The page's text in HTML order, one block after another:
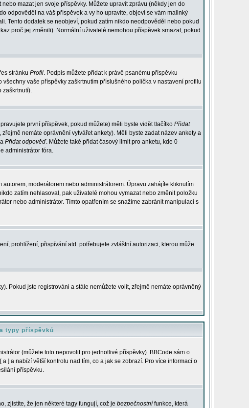
mazat jen svoje příspěvky. Můžete upravit zprávu (někdy jen do
odpověděl na váš příspěvek a vy ho upravíte, objeví se vám malinký
Tento dodatek se neobjeví, pokud zatím nikdo neodpověděl nebo pokud
proč jej změnili). Normální uživatelé nemohou příspěvek smazat, pokud
stránku Profil. Podpis můžete přidat k právě psanému příspěvku
všechny vaše příspěvky zaškrtnutím příslušného políčka v nastavení profilu
zaškrtnutí).
první příspěvek, pokud můžete) měli byste vidět tlačítko Přidat
nemáte oprávnění vytvářet ankety). Měli byste zadat název ankety a
Přidat odpověď. Můžete také přidat časový limit pro anketu, kde 0
administrátor fóra.
moderátorem nebo administrátorem. Úpravu zahájíte kliknutím
zatím nehlasoval, pak uživatelé mohou vymazat nebo změnit položku
nebo administrátor. Tímto opatřením se snažíme zabránit manipulaci s
prohlížení, přispívání atd. potřebujete zvláštní autorizaci, kterou může
Pokud jste registrováni a stále nemůžete volit, zřejmě nemáte oprávněný
typy příspěvků
(můžete toto nepovolit pro jednotlivé příspěvky). BBCode sám o
] a nabízí větší kontrolu nad tím, co a jak se zobrazí. Pro více informací o
příspěvku.
zjistíte, že jen některé tagy fungují, což je bezpečnostní funkce, která